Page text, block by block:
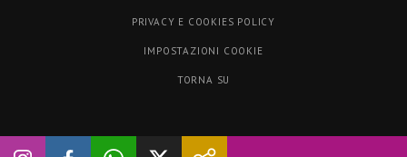
PRIVACY E COOKIES POLICY
IMPOSTAZIONI COOKIE
TORNA SU